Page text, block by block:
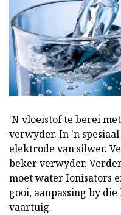
'N vloeistof te berei
verwyder. In 'n
elektrode van silwer.
beker verwyder.
moet water Ionisators
gooi, aanpassing by
vaartuig.